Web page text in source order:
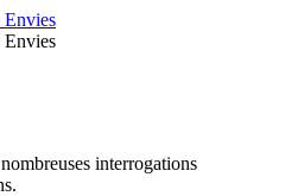
interrogations